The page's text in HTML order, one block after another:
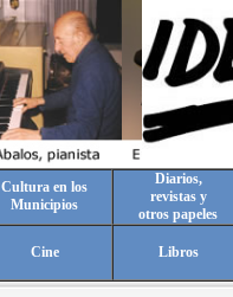
Cultura en los
Municipios
Diarios,
revistas y
otros papeles
Cine Libros